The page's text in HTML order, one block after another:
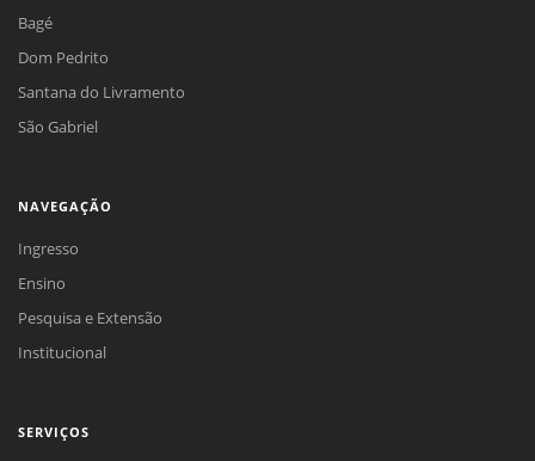
Bagé
Dom Pedrito
Santana do Livramento
São Gabriel
NAVEGAÇÃO
Ingresso
Ensino
Pesquisa e Extensão
Institucional
SERVIÇOS